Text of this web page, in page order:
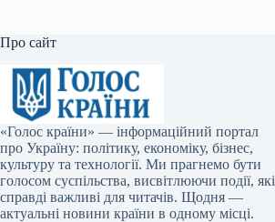
Про сайт
«Голос країни» — інформаційний портал
про Україну: політику, економіку, бізнес,
культуру та технології. Ми прагнемо бути
голосом суспільства, висвітлюючи події, які
справді важливі для читачів. Щодня —
актуальні новини країни в одному місці.